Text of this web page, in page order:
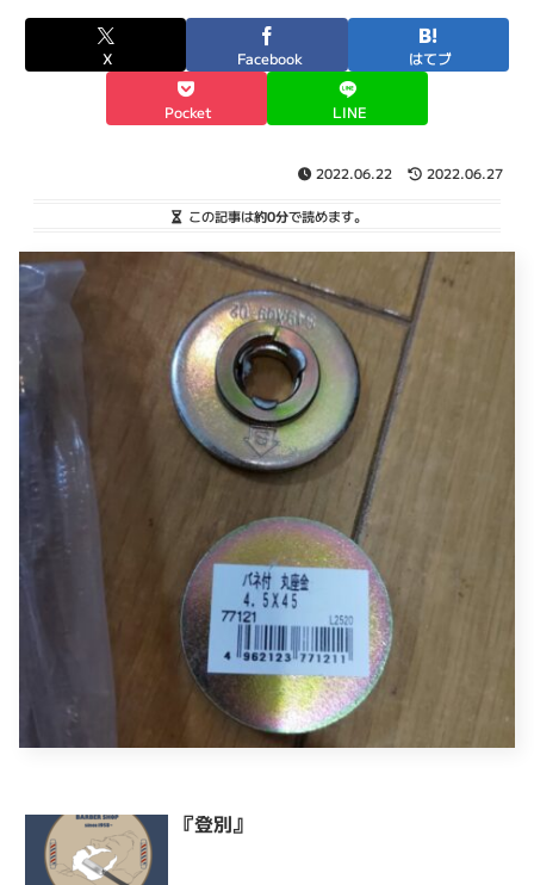
X Facebook はてブ
Pocket LINE
2022.06.22 2022.06.27
この記事は約0分で読めます。
『登別』